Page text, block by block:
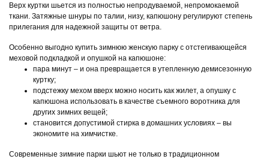
Верх куртки шьется из полностью непродуваемой, непромокаемой
ткани. Затяжные шнуры по талии, низу, капюшону регулируют степень
прилегания для надежной защиты от ветра.
Особенно выгодно купить зимнюю женскую парку с отстегивающейся
меховой подкладкой и опушкой на капюшоне:
пара минут – и она превращается в утепленную демисезонную
куртку;
подстежку мехом вверх можно носить как жилет, а опушку с
капюшона использовать в качестве съемного воротника для
других зимних вещей;
становится допустимой стирка в домашних условиях – вы
экономите на химчистке.
Современные зимние парки шьют не только в традиционном